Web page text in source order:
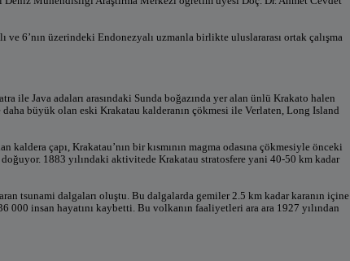
6’nın üzerindeki Endonezyalı uzmanla birlikte uluslararası ortak çalışma
ile Java adaları arasındaki Sunda boğazında yer alan ünlü Krakato halen
büyük olan eski Krakatau kalderanın çökmesi ile Verlaten, Long Island
çapı, Krakatau’nın bir kısmının magma odasına çökmesiyle önceki
1883 yılındaki aktivitede Krakatau stratosfere yani 40-50 km kadar
tsunami dalgaları oluştu. Bu dalgalarda gemiler 2.5 km kadar karanın içine
000 insan hayatını kaybetti. Bu volkanın faaliyetleri ara ara 1927 yılından